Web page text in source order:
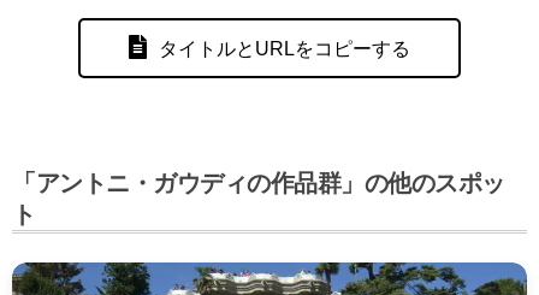
タイトルとURLをコピーする
「アントニ・ガウディの作品群」の他のスポッ
ト